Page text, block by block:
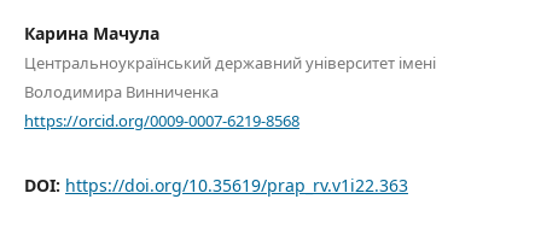
Карина Мачула
Центральноукраїнський державний університет імені
Володимира Винниченка
https://orcid.org/0009-0007-6219-8568
DOI: https://doi.org/10.35619/prap_rv.v1i22.363